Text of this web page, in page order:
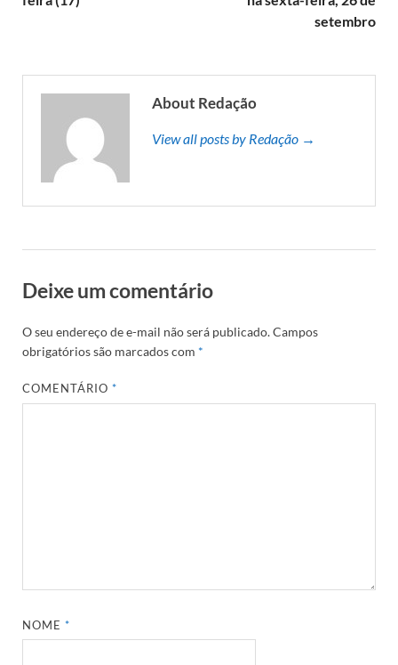
setembro
About Redação
View all posts by Redação →
Deixe um comentário
O seu endereço de e-mail não será publicado.Campos
obrigatórios são marcados com *
COMENTÁRIO*
NOME*